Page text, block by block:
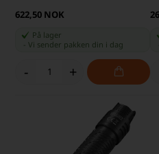
622,50 NOK
På lager
-Vi sender pakken din i dag
- +